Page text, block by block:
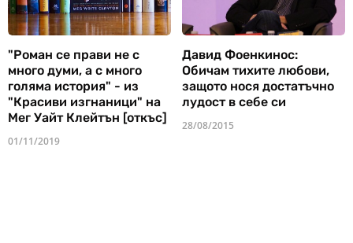
"Роман се прави не с
много думи, а с много
голяма история" - из
"Красиви изгнаници" на
Мег Уайт Клейтън [откъс]
01/11/2019
Давид Фоенкинос:
Обичам тихите любови,
защото нося достатъчно
лудост в себе си
28/08/2015